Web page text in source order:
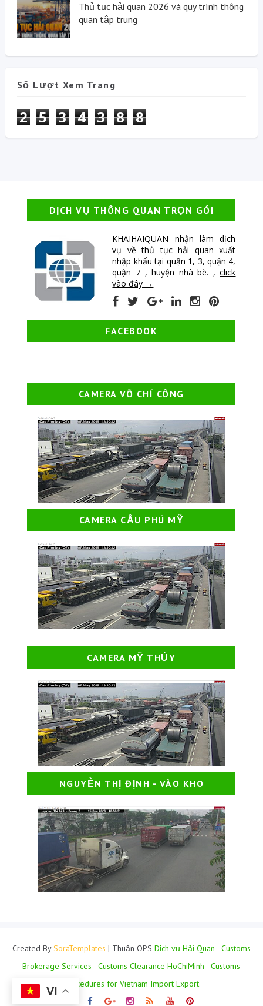
Thủ tục hải quan 2026 và quy trình thông
quan tập trung
Số Lượt Xem Trang
2 5 3 4 3 8 8
DỊCH VỤ THÔNG QUAN TRỌN GÓI
KHAIHAIQUAN nhận làm dịch
vụ về thủ tục hải quan xuất
nhập khẩu tại quận 1, 3, quận 4,
quận 7 , huyện nhà bè. ,click
vào đây →
FACEBOOK
CAMERA VÕ CHÍ CÔNG
CAMERA CẦU PHÚ MỸ
CAMERA MỸ THỦY
NGUYỄN THỊ ĐỊNH - VÀO KHO
Created BySoraTemplates | Thuận OPS Dịch vụ Hải Quan - Customs
Brokerage Services - Customs Clearance HoChiMinh - Customs
Procedures for Vietnam Import Export
VI